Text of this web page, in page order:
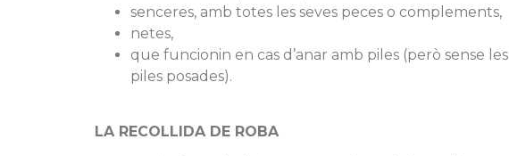
senceres, amb totes les seves peces o complements,
netes,
que funcionin en cas d’anar amb piles (però sense les
piles posades).
LA RECOLLIDA DE ROBA